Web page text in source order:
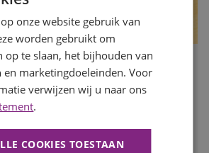
klaar voor de drukke maanden? Zo
de juiste mensen vindt
7 augustus 2026
komt de arbeidsmarkt weer volop in
is dit hét moment om vooruit
onze website gebruik van
worden gebruikt om
op te slaan, het bijhouden van
en marketingdoeleinden. Voor
verwijzen wij u naar ons
.
COOKIES TOESTAAN